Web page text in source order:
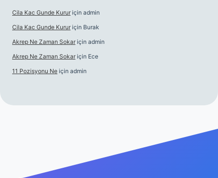
Cila Kac Gunde Kurur için admin
Cila Kac Gunde Kurur için Burak
Akrep Ne Zaman Sokar için admin
Akrep Ne Zaman Sokar için Ece
11 Pozisyonu Ne için admin